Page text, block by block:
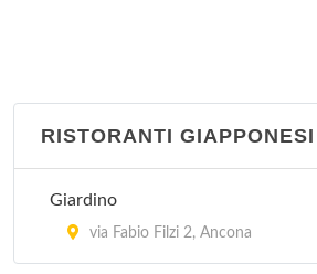
RISTORANTI GIAPPONESI
Giardino
via Fabio Filzi 2, Ancona